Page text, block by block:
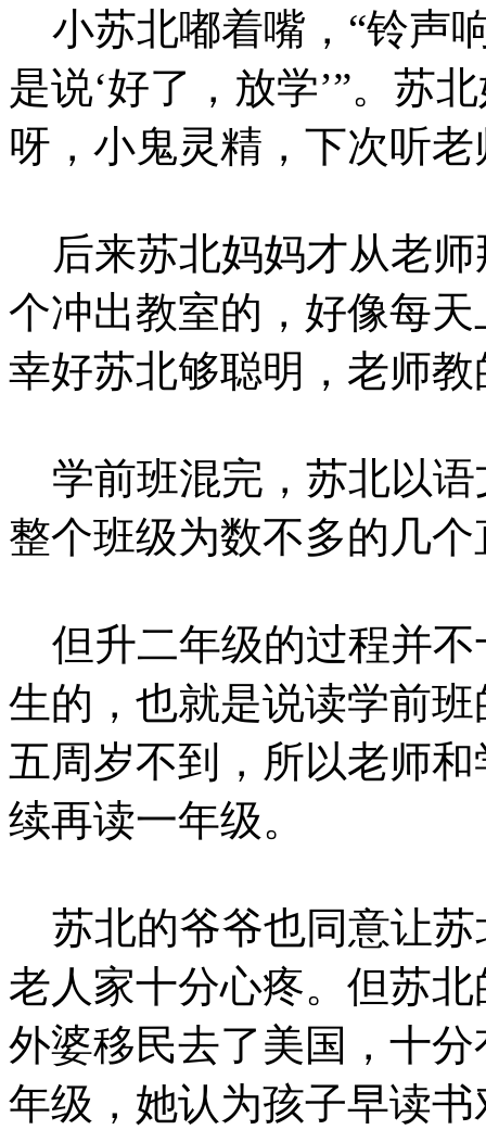
小苏北嘟着嘴，“铃声
是说‘好了，放学’”。苏
呀，小鬼灵精，下次听
后来苏北妈妈才从老师
个冲出教室的，好像每
幸好苏北够聪明，老师
学前班混完，苏北以语
整个班级为数不多的几
但升二年级的过程并不
生的，也就是说读学前
五周岁不到，所以老师
续再读一年级。
苏北的爷爷也同意让苏
老人家十分心疼。但苏
外婆移民去了美国，十
年级，她认为孩子早读